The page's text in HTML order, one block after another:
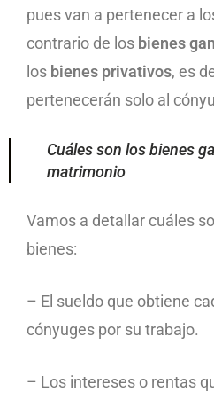
pues van a pertenecer a
contrario de los bienes
los bienes privativos, es
pertenecerán solo al
Cuáles son los bienes
matrimonio
Vamos a detallar cuáles
bienes:
– El sueldo que obtiene
cónyuges por su trabajo.
– Los intereses o rentas